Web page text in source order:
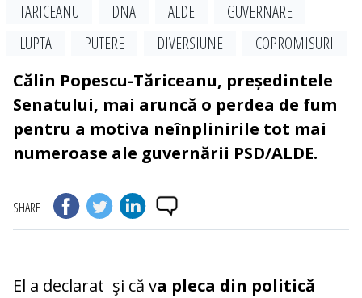
TARICEANU DNA ALDE
GUVERNARE
LUPTA
PUTERE DIVERSIUNE
COPROMISURI
Călin Popescu-Tăriceanu, președintele
Senatului, mai aruncă o perdea de fum
pentru a motiva neînplinirile tot mai
numeroase ale guvernării PSD/ALDE.
SHARE
El a declarat şi că va pleca din politică